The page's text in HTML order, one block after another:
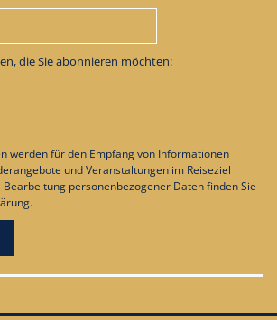
die Sie abonnieren möchten:
werden für den Empfang von Informationen
und Veranstaltungen im Reiseziel
personenbezogener Daten finden Sie
.